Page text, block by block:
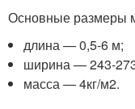
Основные размеры
длина — 0,5-6 м;
ширина — 243-
масса — 4кг/м2.